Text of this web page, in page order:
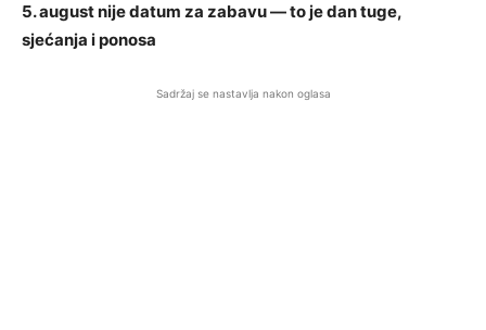
5. august nije datum za zabavu — to je dan tuge,
sjećanja i ponosa
Sadržaj se nastavlja nakon oglasa